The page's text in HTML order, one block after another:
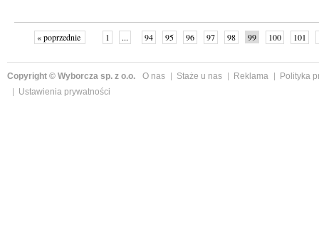
« poprzednie 1 ... 94 95 96 97 98 99 100 101
Copyright © Wyborcza sp. z o.o. O nas Staże u nas Reklama
Polityka
Ustawienia prywatności